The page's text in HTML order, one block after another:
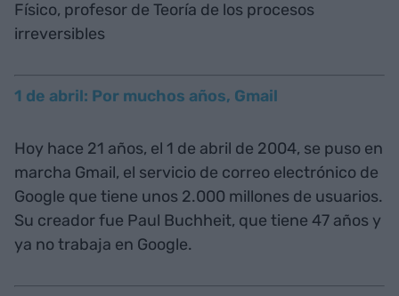
Físico, profesor de Teoría de los procesos
irreversibles
1 de abril: Por muchos años, Gmail
Hoy hace 21 años, el 1 de abril de 2004, se puso en
marcha Gmail, el servicio de correo electrónico de
Google que tiene unos 2.000 millones de usuarios.
Su creador fue Paul Buchheit, que tiene 47 años y
ya no trabaja en Google.